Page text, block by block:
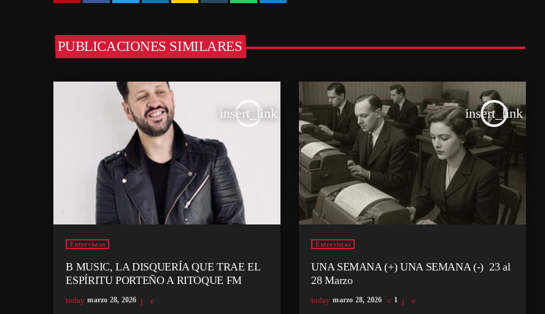
PUBLICACIONES SIMILARES
insert_link
Entrevistas
B MUSIC, LA DISQUERÍA QUE TRAE EL
ESPÍRITU PORTEÑO A RITOQUE FM
today marzo 28, 2026
insert_link
Entrevistas
UNA SEMANA (+) UNA SEMANA (-) 23 al
28 Marzo
today marzo 28, 2026 1